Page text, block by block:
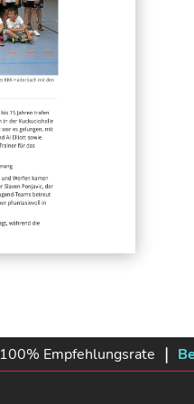
100% Empfehlungsrate |